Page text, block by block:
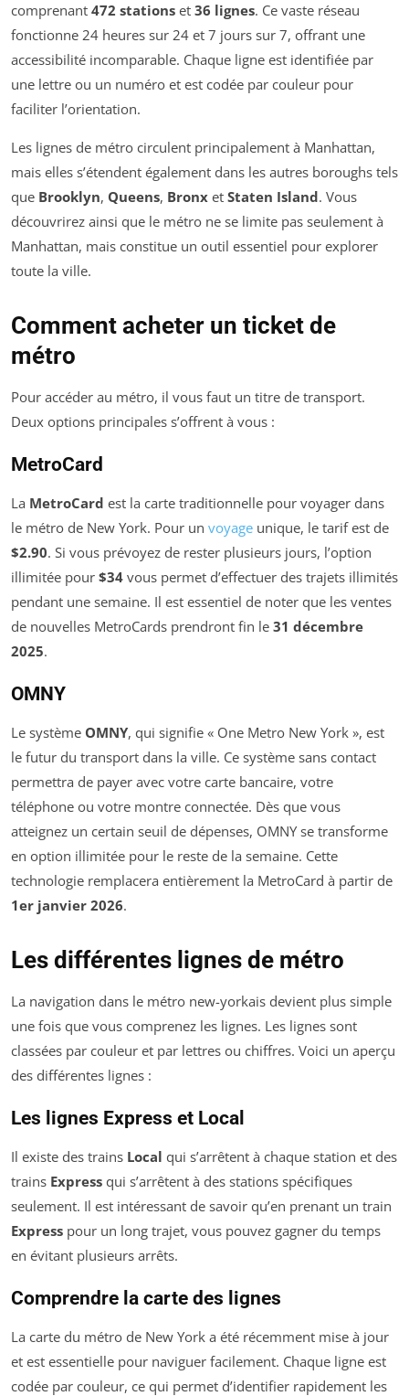
comprenant 472 stations et 36 lignes. Ce vaste réseau
fonctionne 24 heures sur 24 et 7 jours sur 7, offrant une
accessibilité incomparable. Chaque ligne est identifiée par
une lettre ou un numéro et est codée par couleur pour
faciliter l’orientation.
Les lignes de métro circulent principalement à Manhattan,
mais elles s’étendent également dans les autres boroughs tels
que Brooklyn, Queens, Bronx et Staten Island. Vous
découvrirez ainsi que le métro ne se limite pas seulement à
Manhattan, mais constitue un outil essentiel pour explorer
toute la ville.
Comment acheter un ticket de
métro
Pour accéder au métro, il vous faut un titre de transport.
Deux options principales s’offrent à vous :
MetroCard
La MetroCard est la carte traditionnelle pour voyager dans
le métro de New York. Pour un voyage unique, le tarif est de
$2.90. Si vous prévoyez de rester plusieurs jours, l’option
illimitée pour $34 vous permet d’effectuer des trajets illimités
pendant une semaine. Il est essentiel de noter que les ventes
de nouvelles MetroCards prendront fin le 31 décembre
2025.
OMNY
Le système OMNY, qui signifie « One Metro New York », est
le futur du transport dans la ville. Ce système sans contact
permettra de payer avec votre carte bancaire, votre
téléphone ou votre montre connectée. Dès que vous
atteignez un certain seuil de dépenses, OMNY se transforme
en option illimitée pour le reste de la semaine. Cette
technologie remplacera entièrement la MetroCard à partir de
1er janvier 2026.
Les différentes lignes de métro
La navigation dans le métro new-yorkais devient plus simple
une fois que vous comprenez les lignes. Les lignes sont
classées par couleur et par lettres ou chiffres. Voici un aperçu
des différentes lignes :
Les lignes Express et Local
Il existe des trains Local qui s’arrêtent à chaque station et des
trains Express qui s’arrêtent à des stations spécifiques
seulement. Il est intéressant de savoir qu’en prenant un train
Express pour un long trajet, vous pouvez gagner du temps
en évitant plusieurs arrêts.
Comprendre la carte des lignes
La carte du métro de New York a été récemment mise à jour
et est essentielle pour naviguer facilement. Chaque ligne est
codée par couleur, ce qui permet d’identifier rapidement les